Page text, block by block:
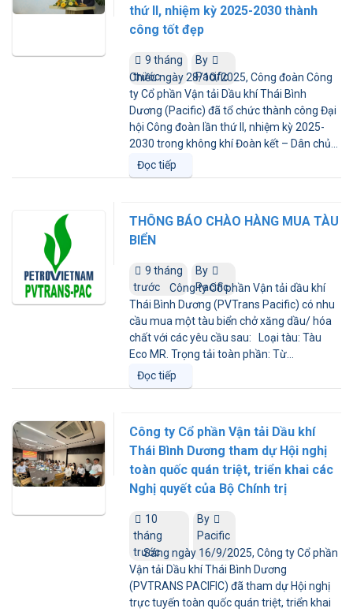
9 tháng
trước
By
Pacific
thứ II, nhiệm kỳ 2025-2030 thành
công tốt đẹp
Chiều ngày 28/10/2025, Công đoàn Công
ty Cổ phần Vận tải Dầu khí Thái Bình
Dương (Pacific) đã tổ chức thành công Đại
hội Công đoàn lần thứ II, nhiệm kỳ 2025-
2030 trong không khí Đoàn kết – Dân chủ...
Đọc tiếp
9 tháng
trước
By
Pacific
THÔNG BÁO CHÀO HÀNG MUA TÀU
BIỂN
Công ty Cổ phần Vận tải dầu khí
Thái Bình Dương (PVTrans Pacific) có nhu
cầu mua một tàu biển chở xăng dầu/ hóa
chất với các yêu cầu sau: Loại tàu: Tàu
Eco MR. Trọng tải toàn phần: Từ...
Đọc tiếp
10
tháng
trước
By
Pacific
Công ty Cổ phần Vận tải Dầu khí
Thái Bình Dương tham dự Hội nghị
toàn quốc quán triệt, triển khai các
Nghị quyết của Bộ Chính trị
Sáng ngày 16/9/2025, Công ty Cổ phần
Vận tải Dầu khí Thái Bình Dương
(PVTRANS PACIFIC) đã tham dự Hội nghị
trực tuyến toàn quốc quán triệt, triển khai